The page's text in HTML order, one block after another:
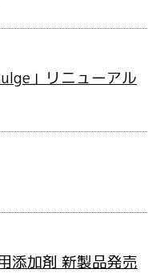
」リニューアル
添加剤 新製品発売